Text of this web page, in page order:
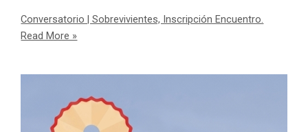
Conversatorio | Sobrevivientes, Inscripción Encuentro.
Read More »